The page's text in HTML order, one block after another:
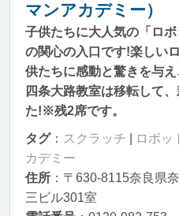
マンアカデミー）
子供たちに大人気の「ロ
の関心の入口です!楽しい
供たちに感動と驚きを与
四条大路教室は移転して
た!※残2席です。
タグ： スクラッチ ロボッ
カデミー
住所 ：〒630-8115奈良県
三ビル301室